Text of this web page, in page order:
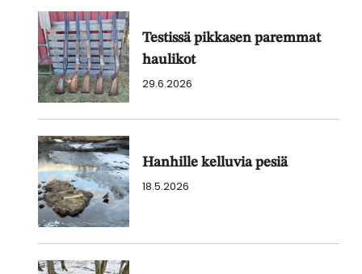
Testissä pikkasen paremmat
haulikot
29.6.2026
Hanhille kelluvia pesiä
18.5.2026